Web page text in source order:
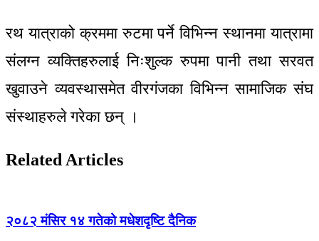
रथ यात्राको क्रममा रुटमा पर्ने विभिन्न स्थानमा यात्रामा
संलग्न व्यक्तिहरुलाई निःशुल्क रुपमा पानी तथा सरवत
खुवाउने व्यवस्थासमेत वीरगंजका विभिन्न सामाजिक संघ
संस्थाहरुले गरेका छन् ।
Related Articles
२०८२ मंसिर १४ गतेको मधेशदृष्टि दैनिक